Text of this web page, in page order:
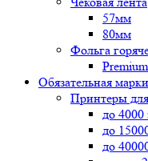
57мм
80мм
Фольга
Premium
Обязательная
Принтеры
до 4000
до
до